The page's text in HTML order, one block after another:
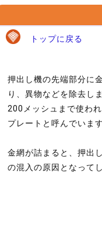
トップに戻る
押出し機の先端部分に
り、異物などを除去し
200メッシュまで使わ
プレートと呼んでいます
金網が詰まると、押出
の混入の原因となって